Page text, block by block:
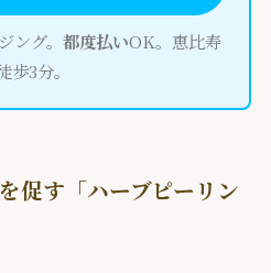
グ。 都度払いOK。恵比寿
歩3分。
促す「ハーブピーリン